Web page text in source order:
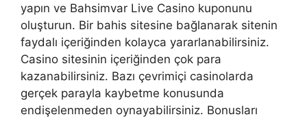
yapın ve Bahsimvar Live Casino kuponunu
oluşturun. Bir bahis sitesine bağlanarak sitenin
faydalı içeriğinden kolayca yararlanabilirsiniz.
Casino sitesinin içeriğinden çok para
kazanabilirsiniz. Bazı çevrimiçi casinolarda
gerçek parayla kaybetme konusunda
endişelenmeden oynayabilirsiniz. Bonusları